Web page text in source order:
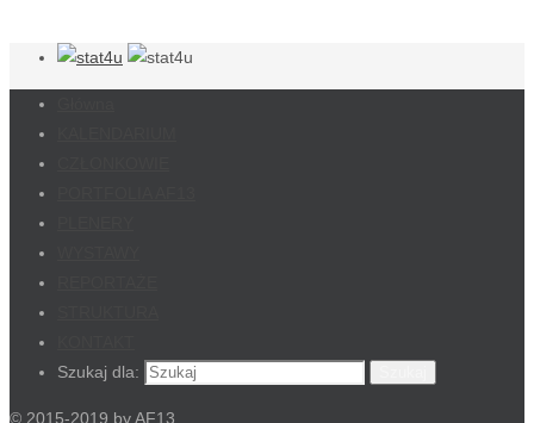
Szukaj dla:
© 2015-2019 by AF13